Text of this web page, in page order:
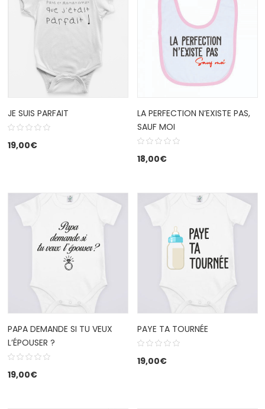
JE SUIS PARFAIT
19,00€
LA PERFECTION N’EXISTE PAS,
SAUF MOI
18,00€
PAPA DEMANDE SI TU VEUX
L’ÉPOUSER ?
19,00€
PAYE TA TOURNÉE
19,00€